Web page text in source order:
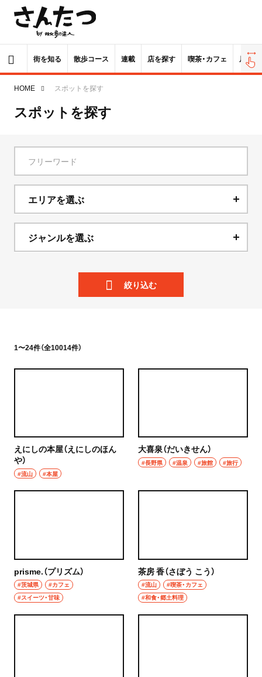
街を知る 散歩コース 連載 店を探す 喫茶・カフェ 居酒屋
HOME スポットを探す
スポットを探す
エリアを選ぶ
北海道
青森県
つくば
守谷
取手
前橋
高崎
ジャンルを選ぶ
散歩コース
喫茶・カフェ
コーヒー
ラーメン・つけ麺
モーニング
食べ歩き
ランチ
絞り込む
1〜24件（全10014件）
えにしの本屋（えにしのほん
や）
#流山 #本屋
大喜泉（だいきせん）
#長野県 #温泉 #旅館 #旅行
prisme.（プリズム）
#茨城県
#カフェ
#スイーツ・甘味
茶房 香（さぼう こう）
#流山
#喫茶・カフェ
#和食・郷土料理